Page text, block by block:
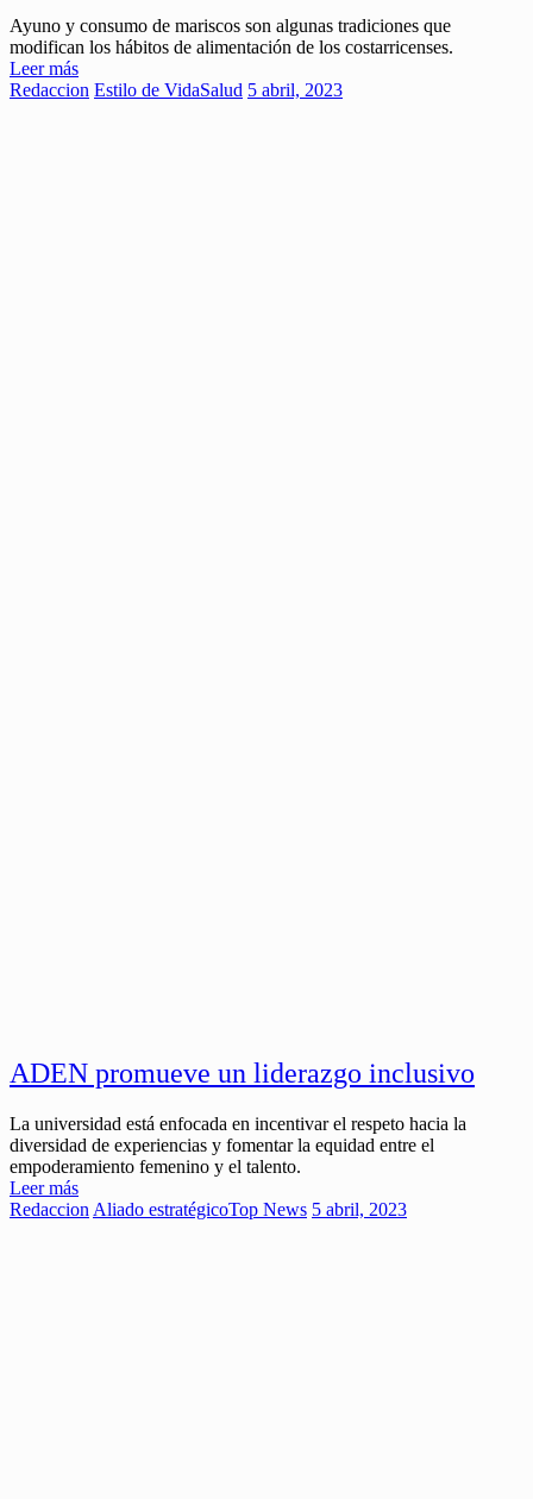
Ayuno y consumo de mariscos son algunas tradiciones que
modifican los hábitos de alimentación de los costarricenses.
Leer más
Redaccion Estilo de VidaSalud 5 abril, 2023
ADEN promueve un liderazgo inclusivo
La universidad está enfocada en incentivar el respeto hacia la
diversidad de experiencias y fomentar la equidad entre el
empoderamiento femenino y el talento.
Leer más
Redaccion Aliado estratégicoTop News 5 abril, 2023